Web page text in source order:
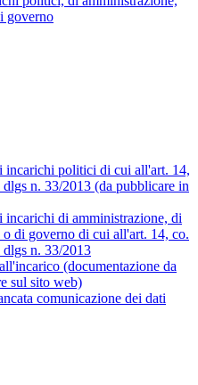
governo
incarichi politici di cui all'art. 14,
n. 33/2013 (da pubblicare in
incarichi di amministrazione, di
o di governo di cui all'art. 14, co.
dlgs n. 33/2013
(documentazione da
sul sito web)
comunicazione dei dati